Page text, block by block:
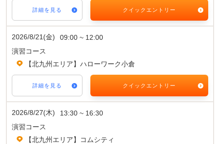
詳細を見る クイックエントリー
2026/8/21(金)
09:00 ~ 12:00
演習コース
【北九州エリア】ハローワーク小倉
詳細を見る クイックエントリー
2026/8/27(木)
13:30 ~ 16:30
演習コース
【北九州エリア】コムシティ